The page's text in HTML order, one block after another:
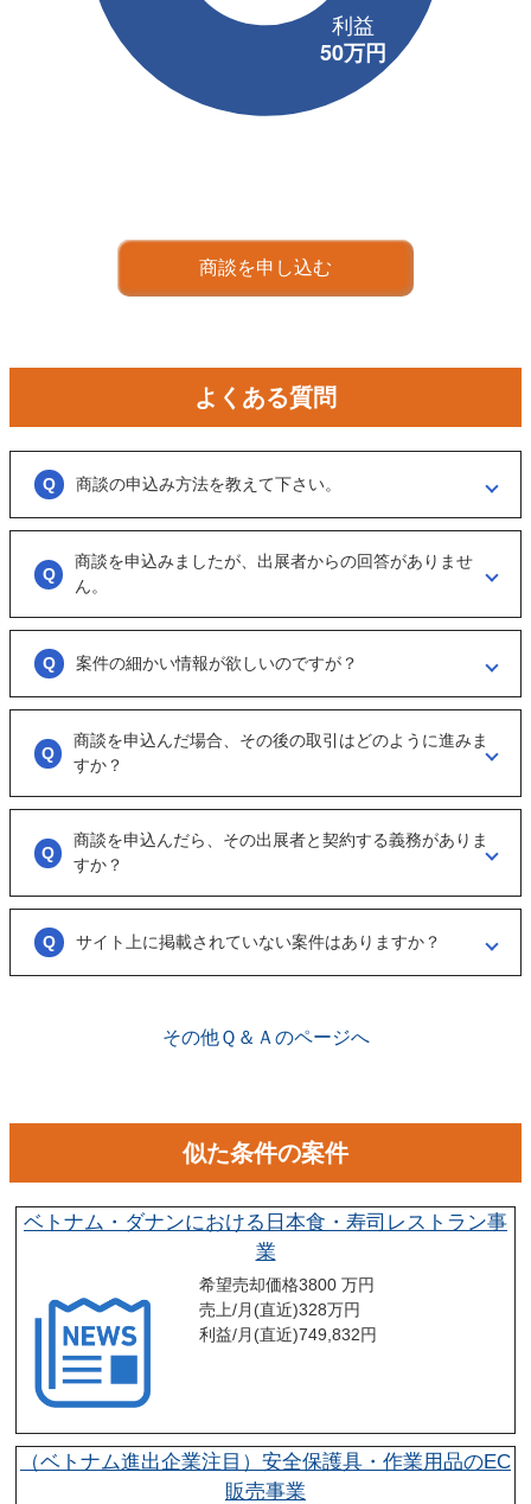
商談を申し込む
よくある質問
商談の申込み方法を教えて下さい。
「商談を申し込む」ボタンからお申し込みください。
商談といっても、急に条件、金額交渉を行う訳ではなくまずは、どのよ
うな事業をされているのか？
可能であれば、詳細情報を出して欲しいと連絡ください。
商談を申込みましたが、出展者からの回答がありませ
ん。
大変申し訳ございません。こちらも、回答がない出展者には返事をする
ように催促をしております。
ただ、案件を見ていない方もおられるので、数日経っても返信がない場
案件の細かい情報が欲しいのですが？
「商談を申し込む」ボタンから案件の詳細情報をリクエストしてくださ
オンラインとは言え対人のやりとりですので、丁寧な言葉遣いを心掛け
商談を申込んだ場合、その後の取引はどのように進みま
すか？
実際に出展者（仲介案件の場合、仲介担当者）とのメッセージのやりと
りになります。
具体的に購入を考えた場合は、一度、出展者とのオンライン面談を行う
商談を申込んだら、その出展者と契約する義務がありま
すか？
ございません。まずは、商談でどのような事業なのかを確認する目的も
あるため、気軽に商談申し込みを行ってください。
サイト上に掲載されていない案件はありますか？
その他Ｑ＆Ａのページへ
似た条件の案件
ベトナム・ダナンにおける日本食・寿司レストラン事
業
希望売却価格3800 万円
売上/月(直近)328万円
利益/月(直近)749,832円
（ベトナム進出企業注目）安全保護具・作業用品のEC
販売事業